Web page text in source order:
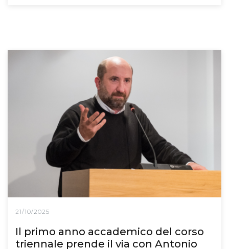
21/10/2025
Il primo anno accademico del corso
triennale prende il via con Antonio